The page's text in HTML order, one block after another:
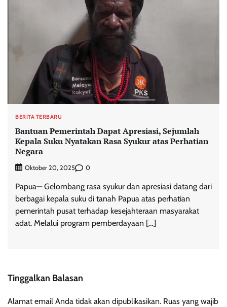
BERITA TERBARU
Bantuan Pemerintah Dapat Apresiasi, Sejumlah
Kepala Suku Nyatakan Rasa Syukur atas Perhatian
Negara
Oktober 20, 2025 0
Papua— Gelombang rasa syukur dan apresiasi datang dari
berbagai kepala suku di tanah Papua atas perhatian
pemerintah pusat terhadap kesejahteraan masyarakat
adat. Melalui program pemberdayaan […]
Tinggalkan Balasan
Alamat email Anda tidak akan dipublikasikan. Ruas yang wajib